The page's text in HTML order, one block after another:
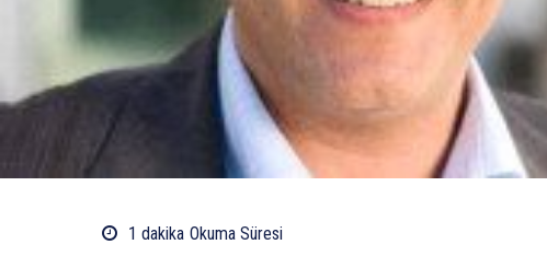
1 dakika Okuma Süresi